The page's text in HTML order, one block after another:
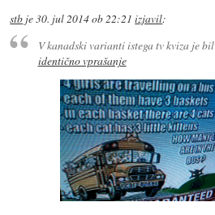
stb je30. jul 2014 ob 22:21 izjavil:
V kanadski varianti istega tv kviza je bil
identično vprašanje